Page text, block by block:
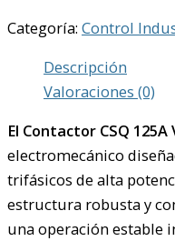
Categoría: Control
Descripción
Valoraciones (0)
El Contactor CSQ
electromecánico
trifásicos de alta
estructura robusta y
una operación estable